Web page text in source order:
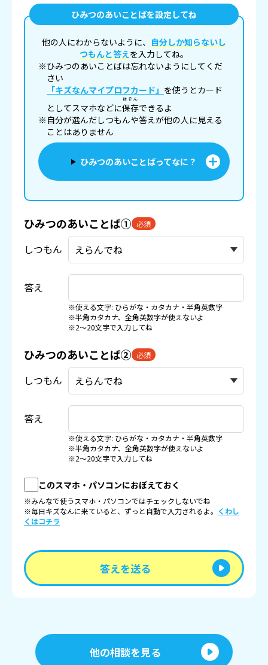
ひみつのあいことばを設定してね
他の人にわからないように、 自分しか知らないし
つもんと答えを入力してね。
※ひみつのあいことばは忘れないようにしてくだ
さい
「キズなんマイプロフカード」 を使うとカード
としてスマホなどに保存
ほぞん
できるよ
※自分が選んだしつもんや答えが他の人に見える
ことはありません
ひみつのあいことばってなに？
ひみつのあいことば① 必須
しつもん
答え
※使える文字: ひらがな・カタカナ・半角英数字
※半角カタカナ、全角英数字が使えないよ
※2〜20文字で入力してね
ひみつのあいことば② 必須
しつもん
答え
※使える文字: ひらがな・カタカナ・半角英数字
※半角カタカナ、全角英数字が使えないよ
※2〜20文字で入力してね
このスマホ・パソコンにおぼえておく
※みんなで使うスマホ・パソコンではチェックしないでね
※毎日キズなんに来ていると、ずっと自動で入力されるよ。 くわし
くはコチラ
答えを送る
他の相談を見る